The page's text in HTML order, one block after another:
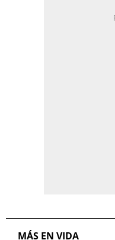
MÁS EN VIDA